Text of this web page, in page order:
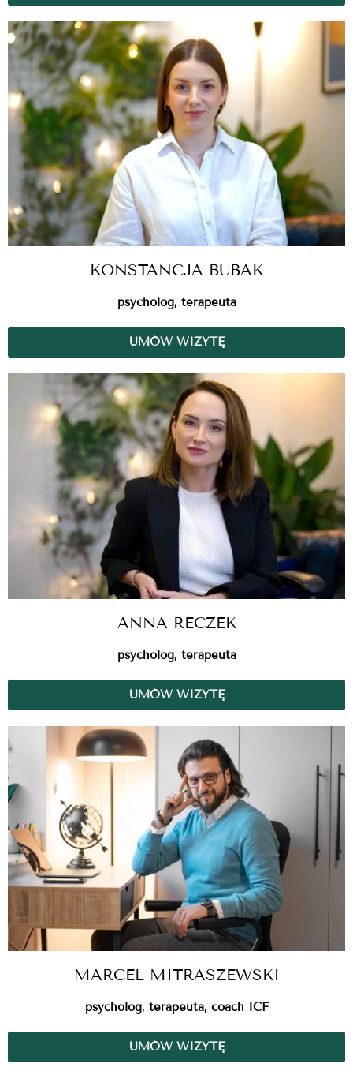
KONSTANCJA BUBAK
psycholog, terapeuta
UMÓW WIZYTĘ
ANNA RECZEK
psycholog, terapeuta
UMÓW WIZYTĘ
MARCEL MITRASZEWSKI
psycholog, terapeuta, coach ICF
UMÓW WIZYTĘ